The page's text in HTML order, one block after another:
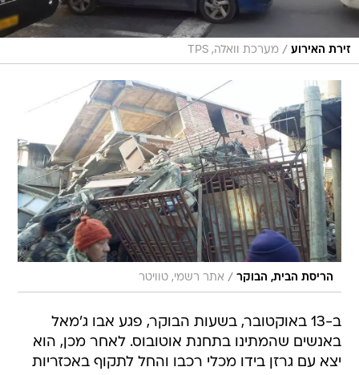
זירת האירוע / מערכת וואלה, TPS
הריסת הבית, הבוקר / אתר רשמי, טוויטר
ב-13 באוקטובר, בשעות הבוקר, פגע אבו ג'מאל
באנשים שהמתינו בתחנת אוטובוס. לאחר מכן, הוא
יצא עם גרזן בידו מכלי רכבו והחל לתקוף באכזריות